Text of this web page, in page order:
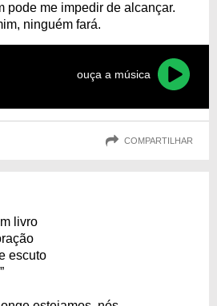
pode me impedir de alcançar.
ninguém fará.
ouça a música
COMPARTILHAR
livro
escuto